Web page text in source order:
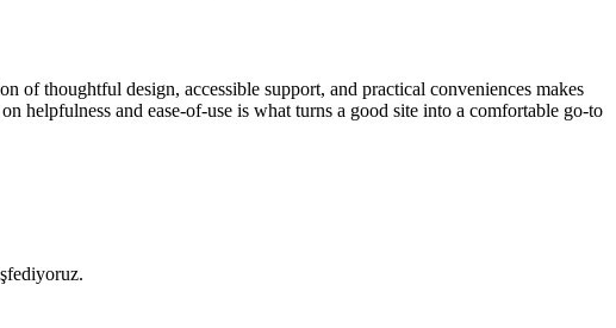
of thoughtful design, accessible support, and practical conveniences makes
helpfulness and ease-of-use is what turns a good site into a comfortable go-to